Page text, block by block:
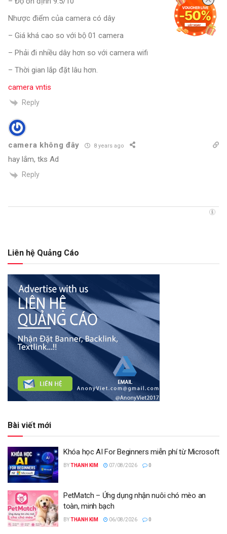
Nhược điểm của camera có dây
– Giá khá cao so với bộ 01 camera
– Phải đi nhiều dây hơn so với camera wifi
– Thời gian lắp đặt lâu hơn.
camera vntis
Reply
camera không đây 8 years ago
hay lắm, tks Ad
Reply
Liên hệ Quảng Cáo
Bài viết mới
Khóa học AI For Beginners miễn phí từ Microsoft
BYTHANH KIM 07/08/2026 0
PetMatch – Ứng dụng nhận nuôi chó mèo an
toàn, minh bạch
BYTHANH KIM 06/08/2026 0